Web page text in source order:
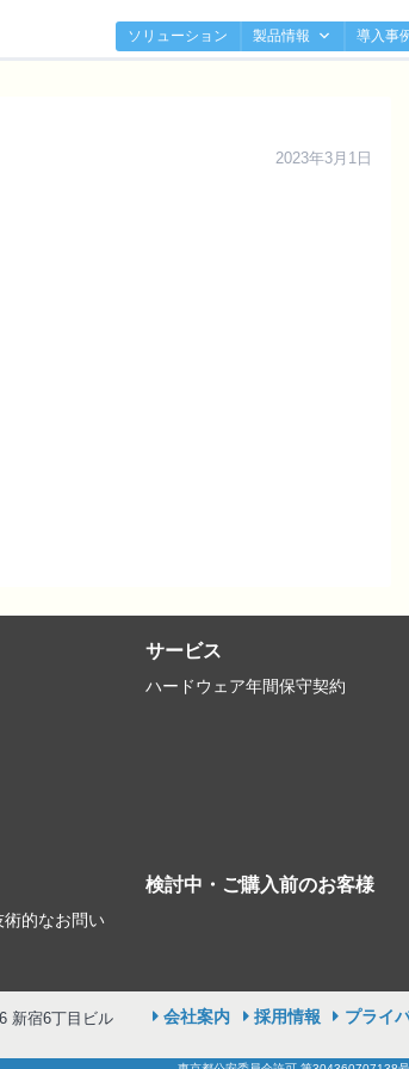
ソリューション 製品情報 導入事
2023年3月1日
サービス
ハードウェア年間保守契約
的なお問い
検討中・ご購入前のお客様
会社案内 採用情報 プライ
新宿6丁目ビル